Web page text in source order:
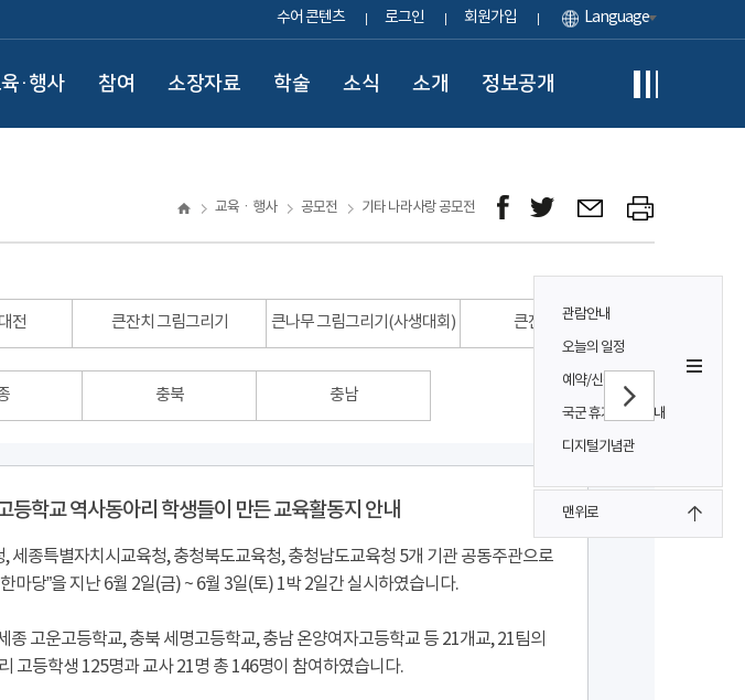
수어 콘텐츠 로그인 회원가입 Language
·행사 참여 소장자료 학술 소식 소개 정보공개
관람안내
오늘의 일정
예약/신청
국군 휴가 보상 안내
디지털기념관
맨위로
교육ㆍ행사 공모전 기타 나라사랑 공모전
전 큰잔치 그림그리기 큰나무 그림그리기(사생대회) 큰잔치 글짓기
충북 충남
등학교 역사동아리 학생들이 만든 교육활동지 안내
세종특별자치시교육청, 충청북도교육청, 충청남도교육청 5개 기관 공동주관으로
마당”을 지난 6월 2일(금) ~ 6월 3일(토) 1박 2일간 실시하였습니다.
종 고운고등학교, 충북 세명고등학교, 충남 온양여자고등학교 등 21개교, 21팀의
고등학생 125명과 교사 21명 총 146명이 참여하였습니다.